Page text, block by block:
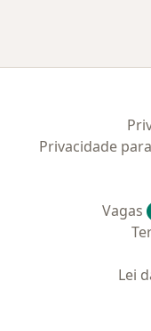
Privacidade
Vagas
Lei